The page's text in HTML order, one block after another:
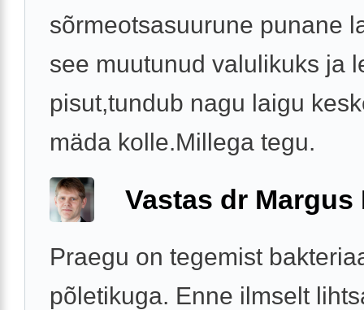
sõrmeotsasuurune punane
see muutunud valulikuks ja
pisut,tundub nagu laigu
mäda kolle.Millega tegu.
Vastas dr Margus
Praegu on tegemist
põletikuga. Enne ilmselt